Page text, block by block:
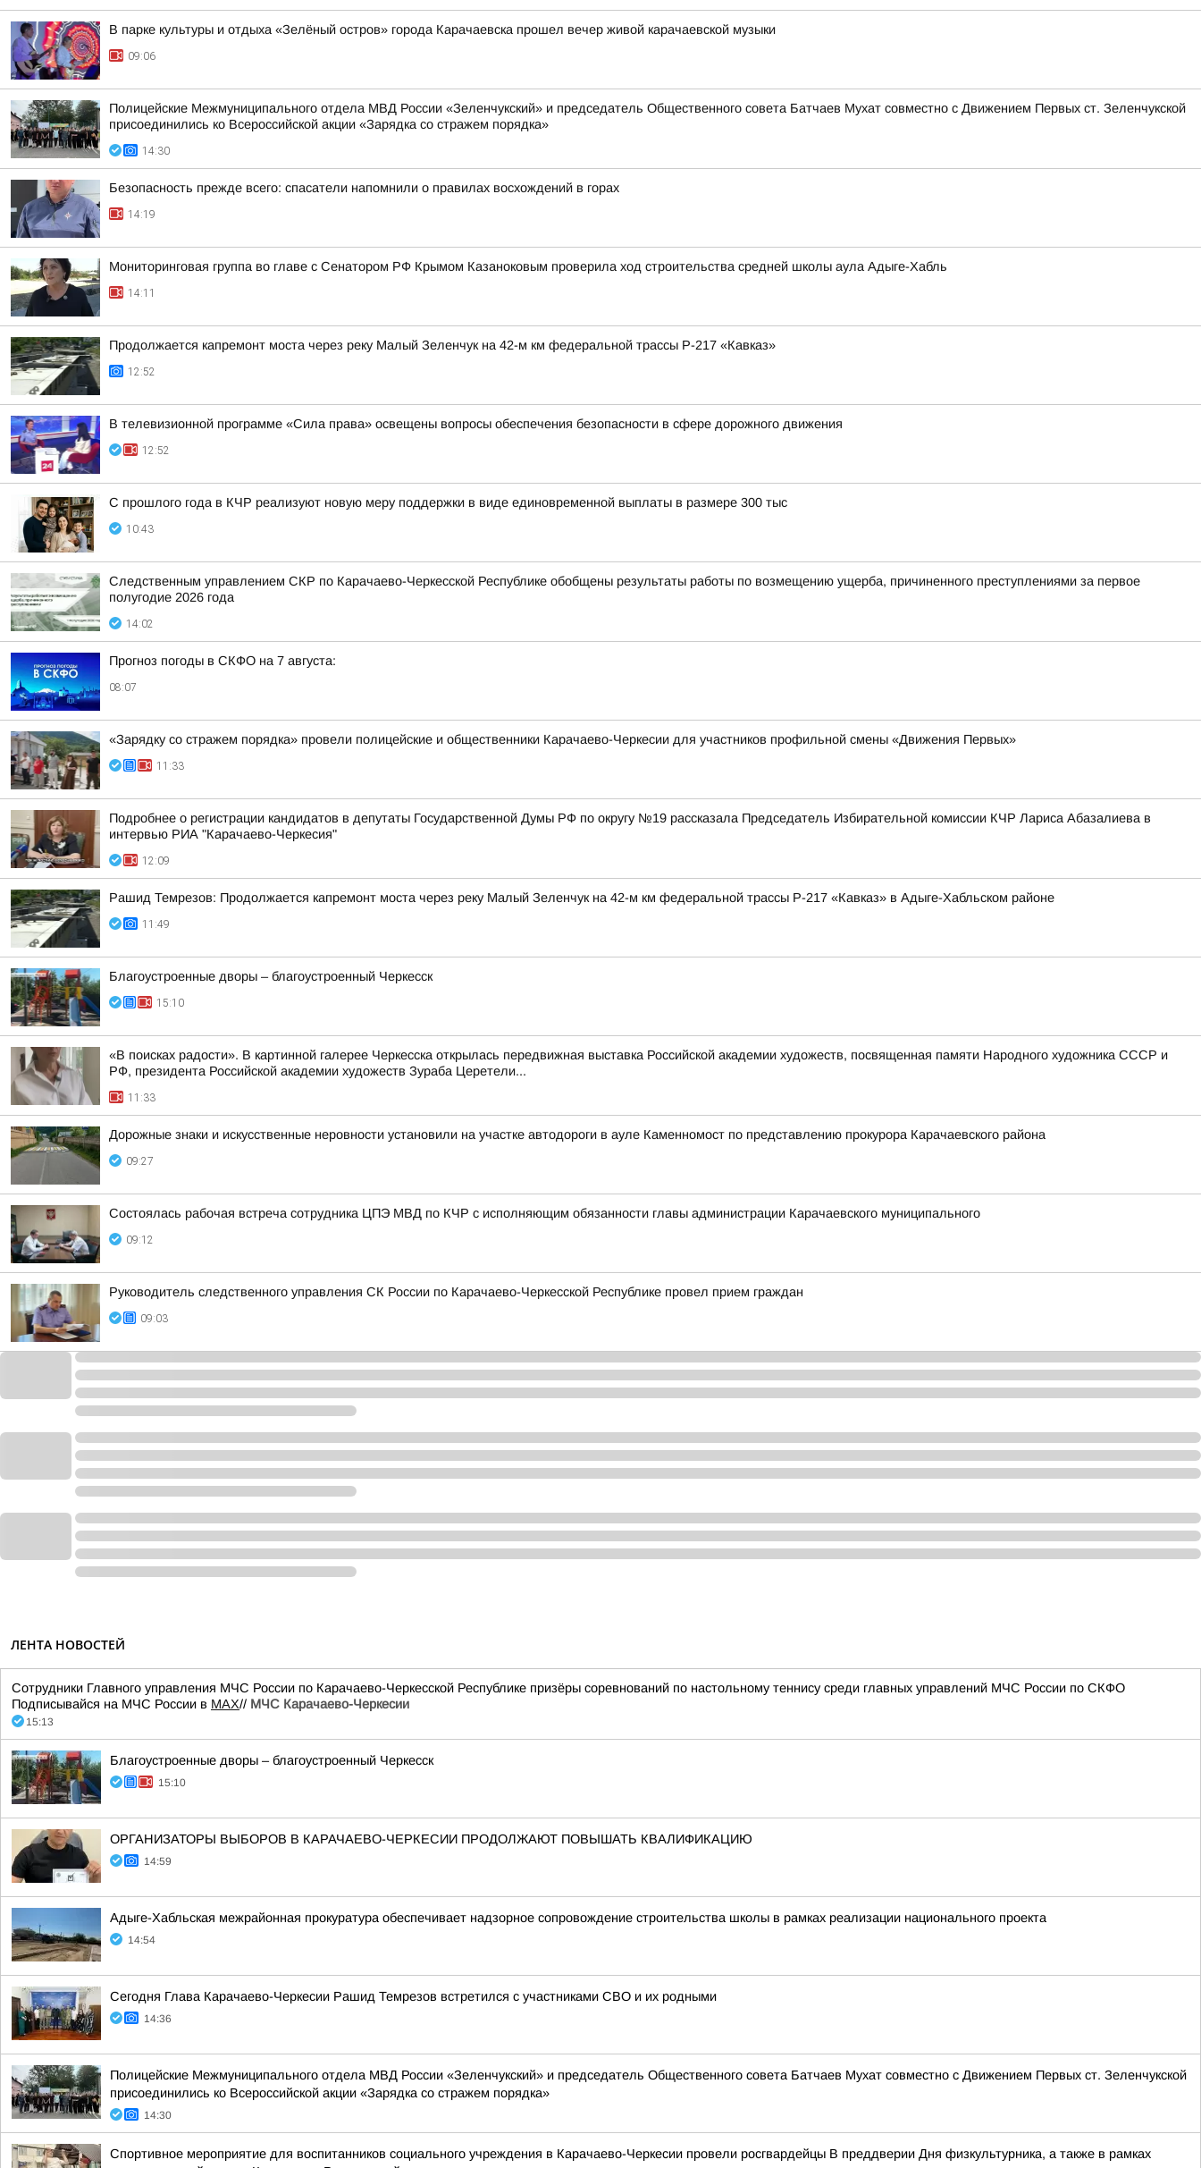
В парке культуры и отдыха «Зелёный остров» города Карачаевска прошел вечер живой карачаевской музыки
09:06
Полицейские Межмуниципального отдела МВД России «Зеленчукский» и председатель Общественного совета Батчаев Мухат совместно с Движением Первых ст. Зеленчукской
присоединились ко Всероссийской акции «Зарядка со стражем порядка»
14:30
Безопасность прежде всего: спасатели напомнили о правилах восхождений в горах
14:19
Мониторинговая группа во главе с Сенатором РФ Крымом Казаноковым проверила ход строительства средней школы аула Адыге-Хабль
14:11
Продолжается капремонт моста через реку Малый Зеленчук на 42-м км федеральной трассы Р-217 «Кавказ»
12:52
В телевизионной программе «Сила права» освещены вопросы обеспечения безопасности в сфере дорожного движения
12:52
С прошлого года в КЧР реализуют новую меру поддержки в виде единовременной выплаты в размере 300 тыс
10:43
Следственным управлением СКР по Карачаево-Черкесской Республике обобщены результаты работы по возмещению ущерба, причиненного преступлениями за первое
полугодие 2026 года
14:02
Прогноз погоды в СКФО на 7 августа:
08:07
«Зарядку со стражем порядка» провели полицейские и общественники Карачаево-Черкесии для участников профильной смены «Движения Первых»
11:33
Подробнее о регистрации кандидатов в депутаты Государственной Думы РФ по округу №19 рассказала Председатель Избирательной комиссии КЧР Лариса Абазалиева в
интервью РИА "Карачаево-Черкесия"
12:09
Рашид Темрезов: Продолжается капремонт моста через реку Малый Зеленчук на 42-м км федеральной трассы Р-217 «Кавказ» в Адыге-Хабльском районе
11:49
Благоустроенные дворы – благоустроенный Черкесск
15:10
«В поисках радости». В картинной галерее Черкесска открылась передвижная выставка Российской академии художеств, посвященная памяти Народного художника СССР и
РФ, президента Российской академии художеств Зураба Церетели...
11:33
Дорожные знаки и искусственные неровности установили на участке автодороги в ауле Каменномост по представлению прокурора Карачаевского района
09:27
Состоялась рабочая встреча сотрудника ЦПЭ МВД по КЧР с исполняющим обязанности главы администрации Карачаевского муниципального
09:12
Руководитель следственного управления СК России по Карачаево-Черкесской Республике провел прием граждан
09:03
ЛЕНТА НОВОСТЕЙ
Сотрудники Главного управления МЧС России по Карачаево-Черкесской Республике призёры соревнований по настольному теннису среди главных управлений МЧС России по СКФО
Подписывайся на МЧС России в MAX// МЧС Карачаево-Черкесии
15:13
Благоустроенные дворы – благоустроенный Черкесск
15:10
ОРГАНИЗАТОРЫ ВЫБОРОВ В КАРАЧАЕВО-ЧЕРКЕСИИ ПРОДОЛЖАЮТ ПОВЫШАТЬ КВАЛИФИКАЦИЮ
14:59
Адыге-Хабльская межрайонная прокуратура обеспечивает надзорное сопровождение строительства школы в рамках реализации национального проекта
14:54
Сегодня Глава Карачаево-Черкесии Рашид Темрезов встретился с участниками СВО и их родными
14:36
Полицейские Межмуниципального отдела МВД России «Зеленчукский» и председатель Общественного совета Батчаев Мухат совместно с Движением Первых ст. Зеленчукской
присоединились ко Всероссийской акции «Зарядка со стражем порядка»
14:30
Спортивное мероприятие для воспитанников социального учреждения в Карачаево-Черкесии провели росгвардейцы В преддверии Дня физкультурника, а также в рамках